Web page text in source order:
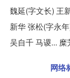
魏延(字文长) 王
新华 张松(字永
吴自千 马谡... 糜
网络